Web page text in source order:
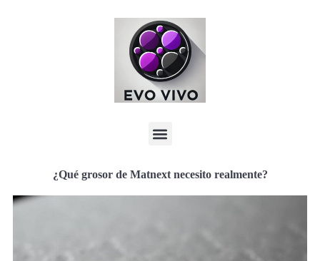
¿Qué grosor de Matnext necesito realmente?